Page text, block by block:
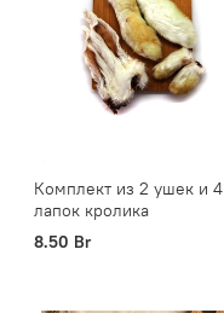
Комплект из 2 ушек и 4
лапок кролика
8.50 Br